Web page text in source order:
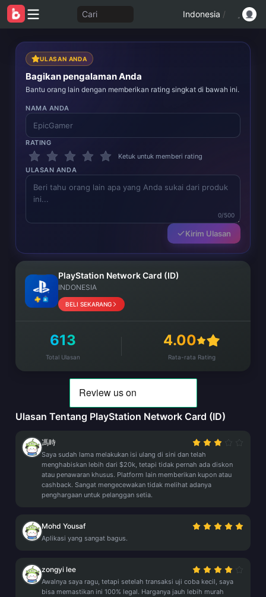
Cari Indonesia /
ULASAN ANDA
Bagikan pengalaman Anda
Bantu orang lain dengan memberikan rating singkat di bawah ini.
NAMA ANDA
RATING
Ketuk untuk memberi rating
ULASAN ANDA
0/500
Kirim Ulasan
PlayStation Network Card (ID)
INDONESIA
BELI SEKARANG
613
Total Ulasan
4.00
Rata-rata Rating
Ulasan Tentang PlayStation Network Card (ID)
馮時
Saya sudah lama melakukan isi ulang di sini dan telah
menghabiskan lebih dari $20k, tetapi tidak pernah ada diskon
atau penawaran khusus. Platform lain memberikan kupon atau
cashback. Sangat mengecewakan tidak melihat adanya
penghargaan untuk pelanggan setia.
Mohd Yousaf
Aplikasi yang sangat bagus.
zongyi lee
Awalnya saya ragu, tetapi setelah transaksi uji coba kecil, saya
bisa memastikan ini 100% legal. Harganya jauh lebih murah